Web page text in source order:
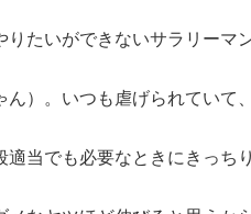
りたいができないサラリーマ
ん）。いつも虐げられていて
適当でも必要なときにきっち